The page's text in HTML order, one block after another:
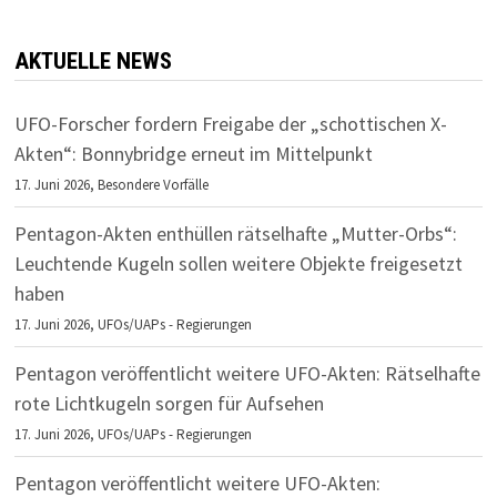
AKTUELLE NEWS
UFO-Forscher fordern Freigabe der „schottischen X-
Akten“: Bonnybridge erneut im Mittelpunkt
17. Juni 2026,Besondere Vorfälle
Pentagon-Akten enthüllen rätselhafte „Mutter-Orbs“:
Leuchtende Kugeln sollen weitere Objekte freigesetzt
haben
17. Juni 2026,UFOs/UAPs - Regierungen
Pentagon veröffentlicht weitere UFO-Akten: Rätselhafte
rote Lichtkugeln sorgen für Aufsehen
17. Juni 2026,UFOs/UAPs - Regierungen
Pentagon veröffentlicht weitere UFO-Akten: